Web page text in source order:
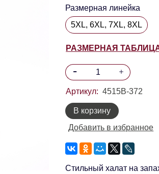
Размерная линейка
5XL, 6XL, 7XL, 8XL
РАЗМЕРНАЯ
Артикул: 4515В-372
В корзину
Добавить в избранное
Стильный халат на